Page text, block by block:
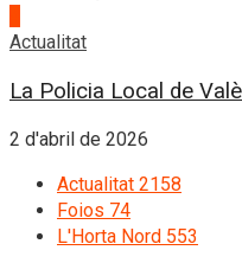
Actualitat
La Policia Local de
2 d'abril de 2026
Actualitat 2158
Foios 74
L'Horta Nord 553